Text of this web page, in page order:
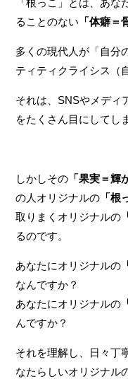
「根っこ」とは、あ
ることのない 「体癖＝
多くの現代人が「自分
ティティクライシス（
それは、SNSやメディ
をたくさん目にしてし
しかしその 「果実＝輝
の人オリジナルの 「根
取りまくオリジナルの
るのです。
あなたにオリジナルの
なんですか？
あなたにオリジナルの
んですか？
それを理解し、日々丁
なたらしいオリジナル